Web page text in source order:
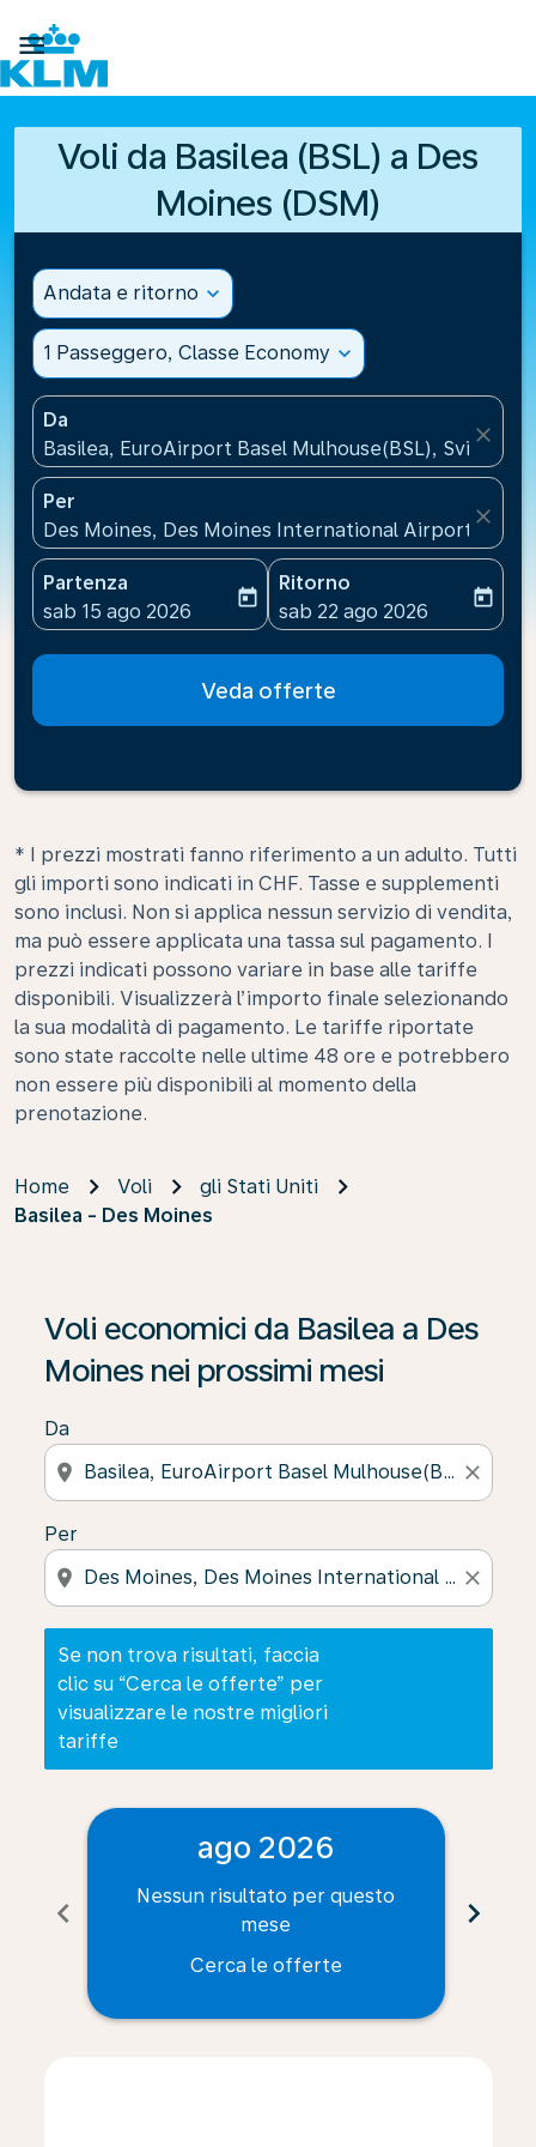

Voli da Basilea (BSL) a Des
Moines (DSM)
Andata e ritorno expand_more
1 Passeggero, Classe Economy expand_more
Da
Basilea, EuroAirport Basel Mulhouse(BSL), Svizzera
close
Per
Des Moines, Des Moines International
close
Partenza
fc-booking-departure-date-aria-label
sab 15 ago 2026
today
Ritorno
fc-booking-return-date-
sab 22 ago 2026
today
Veda offerte
* I prezzi mostrati fanno riferimento a un adulto. Tutti
gli importi sono indicati in CHF. Tasse e supplementi
sono inclusi. Non si applica nessun servizio di vendita,
ma può essere applicata una tassa sul pagamento. I
prezzi indicati possono variare in base alle tariffe
disponibili. Visualizzerà l’importo finale selezionando
la sua modalità di pagamento. Le tariffe riportate
sono state raccolte nelle ultime 48 ore e potrebbero
non essere più disponibili al momento della
prenotazione.
Home Voli
gli Stati Uniti
Basilea - Des Moines
Voli economici da Basilea a Des
Moines nei prossimi mesi
Da
location_on close
Per
location_on close
Se non trova risultati, faccia
clic su “Cerca le offerte” per
visualizzare le nostre migliori
tariffe
Se non trova risultati, faccia clic su “Cerca le offerte”
chevron_left
ago 2026
Nessun risultato per questo
mese
Cerca le offerte
chevron_right